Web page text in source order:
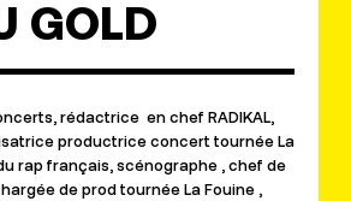
GOLD
rédactrice en chef RADIKAL,
productrice concert tournée La
du rap français, scénographe , chef de
de prod tournée La Fouine ,